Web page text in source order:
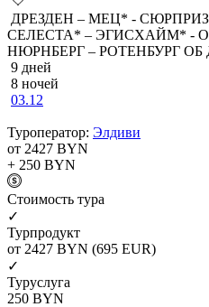
ДРЕЗДЕН – МЕЦ* -
СЕЛЕСТА* – ЭГИСХАЙМ* -
НЮРНБЕРГ – РОТЕНБУРГ ОБ
9 дней
8 ночей
03.12
Туроператор: Элдиви
от 2427 BYN
+ 250 BYN
Cтоимость тура
✓
Турпродукт
от 2427 BYN (695 EUR)
✓
Туруслуга
250 BYN